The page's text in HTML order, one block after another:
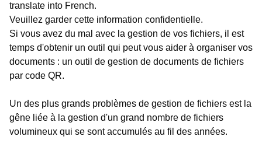
translate into French.
Veuillez garder cette information confidentielle.
Si vous avez du mal avec la gestion de vos fichiers, il est
temps d'obtenir un outil qui peut vous aider à organiser vos
documents : un outil de gestion de documents de fichiers
par code QR.
Un des plus grands problèmes de gestion de fichiers est la
gêne liée à la gestion d'un grand nombre de fichiers
volumineux qui se sont accumulés au fil des années.